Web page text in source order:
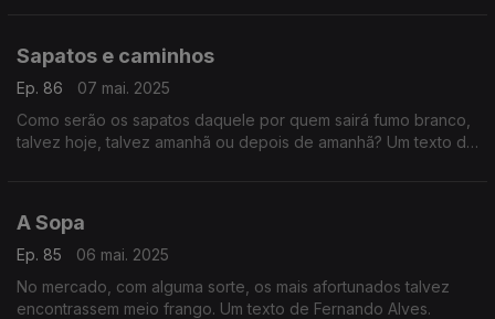
Sapatos e caminhos
Ep. 86
07 mai. 2025
Como serão os sapatos daquele por quem sairá fumo branco,
talvez hoje, talvez amanhã ou depois de amanhã? Um texto de
A Sopa
Ep. 85
06 mai. 2025
No mercado, com alguma sorte, os mais afortunados talvez
encontrassem meio frango. Um texto de Fernando Alves.